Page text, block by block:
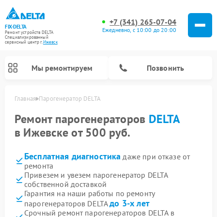
FIX-DELTA
Ремонт устройств DELTA
Специализированный
cервисный центр г.Ижевск
+7 (341) 265-07-04
Ежедневно, с 10:00 до 20:00
Мы ремонтируем Позвонить
Главная Парогенератор DELTA
Ремонт парогенераторов DELTA
в Ижевске от 500 руб.
Бесплатная диагностика даже при отказе от
ремонта
Привезем и увезем парогенератор DELTA
собственной доставкой
Гарантия на наши работы по ремонту
парогенераторов DELTAдо 3-х лет
Срочный ремонт парогенераторов DELTA в